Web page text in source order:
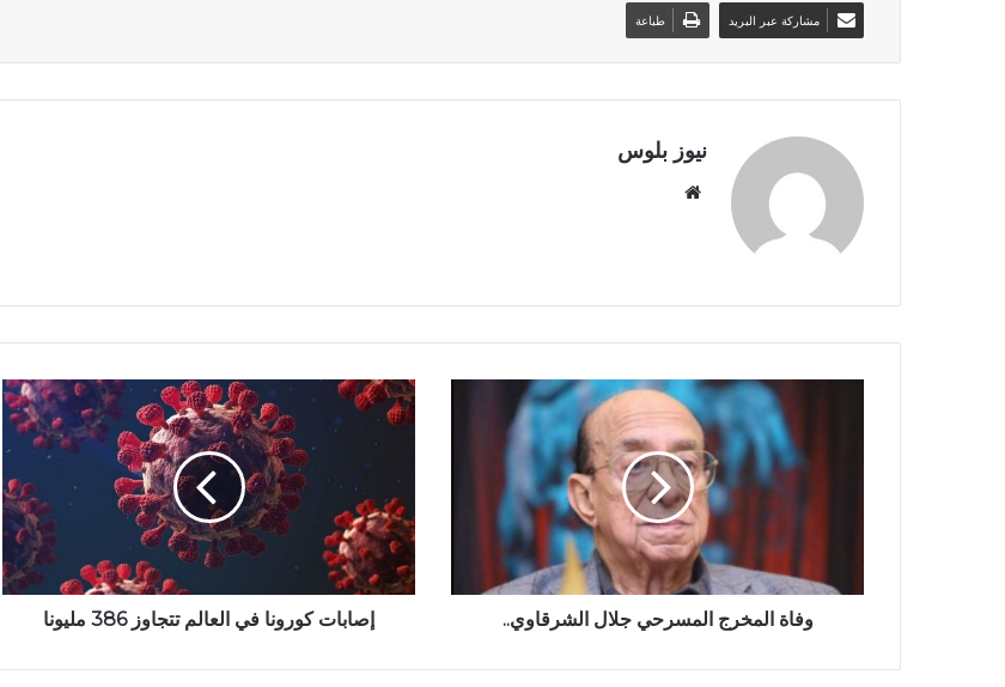
مشاركة عبر البريد طباعة
نيوز بلوس
وفاة المخرج المسرحي جلال الشرقاوي.. إصابات كورونا في العالم تتجاوز 386 مليونا